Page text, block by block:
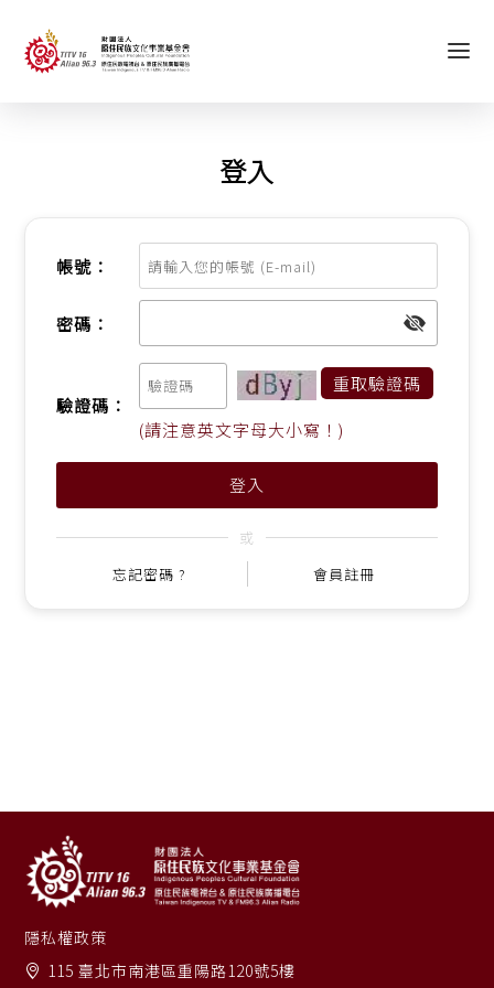
登入
帳號：
密碼：
驗證碼：
重取驗證碼
(請注意英文字母大小寫！)
或
忘記密碼 ?
會員註冊
隱私權政策
115 臺北市南港區重陽路120號5樓